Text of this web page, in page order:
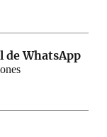
de WhatsApp